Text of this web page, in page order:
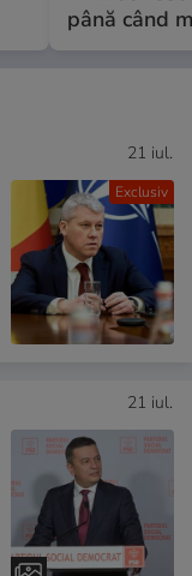
până când
Exclusiv
21 iul.
21 iul.